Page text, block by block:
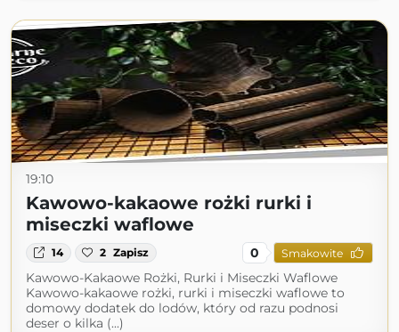
19:10
Kawowo-kakaowe rożki rurki i
miseczki waflowe
14 2 Zapisz 0 Smakowite
Kawowo-Kakaowe Rożki, Rurki i Miseczki Waflowe
Kawowo-kakaowe rożki, rurki i miseczki waflowe to
domowy dodatek do lodów, który od razu podnosi
deser o kilka (...)